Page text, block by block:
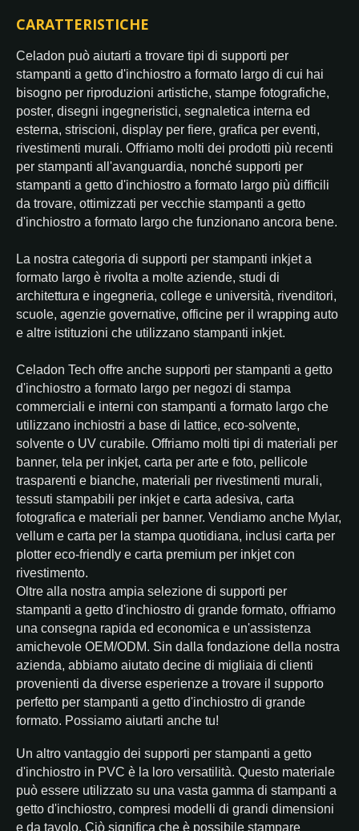
CARATTERISTICHE
Celadon può aiutarti a trovare tipi di supporti per
stampanti a getto d'inchiostro a formato largo di cui hai
bisogno per riproduzioni artistiche, stampe fotografiche,
poster, disegni ingegneristici, segnaletica interna ed
esterna, striscioni, display per fiere, grafica per eventi,
rivestimenti murali. Offriamo molti dei prodotti più recenti
per stampanti all'avanguardia, nonché supporti per
stampanti a getto d'inchiostro a formato largo più difficili
da trovare, ottimizzati per vecchie stampanti a getto
d'inchiostro a formato largo che funzionano ancora bene.
La nostra categoria di supporti per stampanti inkjet a
formato largo è rivolta a molte aziende, studi di
architettura e ingegneria, college e università, rivenditori,
scuole, agenzie governative, officine per il wrapping auto
e altre istituzioni che utilizzano stampanti inkjet.
Celadon Tech offre anche supporti per stampanti a getto
d'inchiostro a formato largo per negozi di stampa
commerciali e interni con stampanti a formato largo che
utilizzano inchiostri a base di lattice, eco-solvente,
solvente o UV curabile. Offriamo molti tipi di materiali per
banner, tela per inkjet, carta per arte e foto, pellicole
trasparenti e bianche, materiali per rivestimenti murali,
tessuti stampabili per inkjet e carta adesiva, carta
fotografica e materiali per banner. Vendiamo anche Mylar,
vellum e carta per la stampa quotidiana, inclusi carta per
plotter eco-friendly e carta premium per inkjet con
rivestimento.
Oltre alla nostra ampia selezione di supporti per
stampanti a getto d'inchiostro di grande formato, offriamo
una consegna rapida ed economica e un'assistenza
amichevole OEM/ODM. Sin dalla fondazione della nostra
azienda, abbiamo aiutato decine di migliaia di clienti
provenienti da diverse esperienze a trovare il supporto
perfetto per stampanti a getto d'inchiostro di grande
formato. Possiamo aiutarti anche tu!
Un altro vantaggio dei supporti per stampanti a getto
d'inchiostro in PVC è la loro versatilità. Questo materiale
può essere utilizzato su una vasta gamma di stampanti a
getto d'inchiostro, compresi modelli di grandi dimensioni
e da tavolo. Ciò significa che è possibile stampare